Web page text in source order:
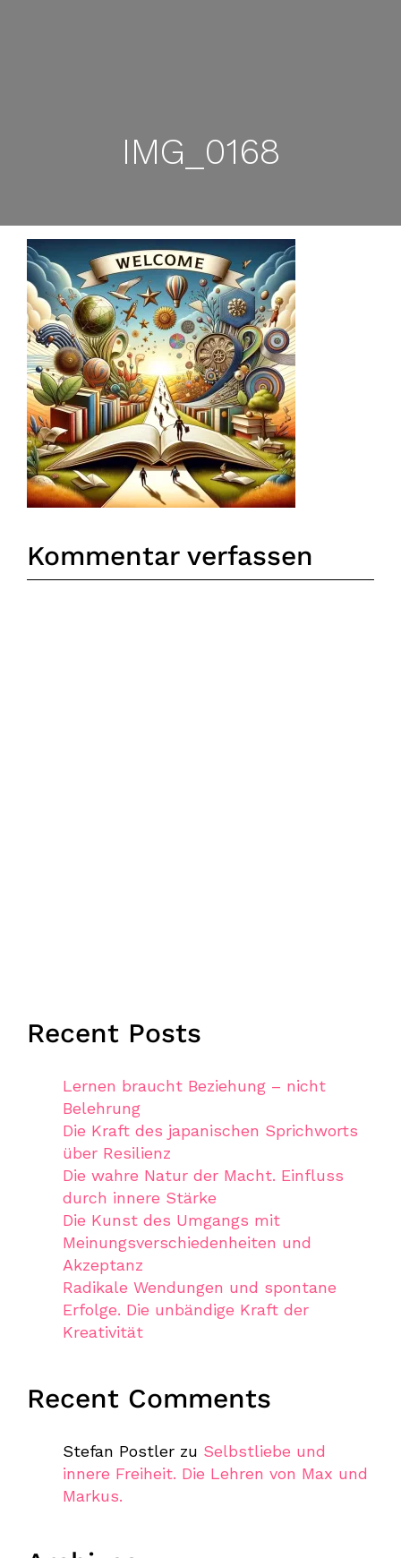
IMG_0168
Kommentar verfassen
Recent Posts
Lernen braucht Beziehung – nicht
Belehrung
Die Kraft des japanischen Sprichworts
über Resilienz
Die wahre Natur der Macht. Einfluss
durch innere Stärke
Die Kunst des Umgangs mit
Meinungsverschiedenheiten und
Akzeptanz
Radikale Wendungen und spontane
Erfolge. Die unbändige Kraft der
Kreativität
Recent Comments
Stefan Postler zu Selbstliebe und
innere Freiheit. Die Lehren von Max und
Markus.